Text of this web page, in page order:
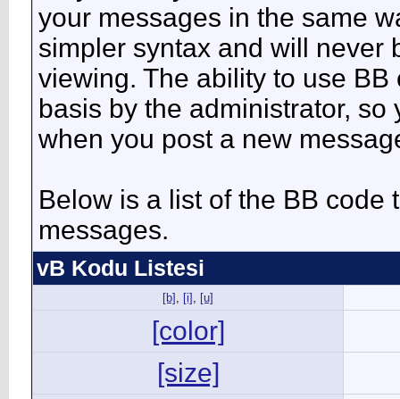
your messages in the same
simpler syntax and will never
viewing. The ability to use
basis by the administrator,
when you post a new
Below is a list of the BB code
messages.
vB Kodu Listesi
[b] , [i] , [u]
[color]
[size]